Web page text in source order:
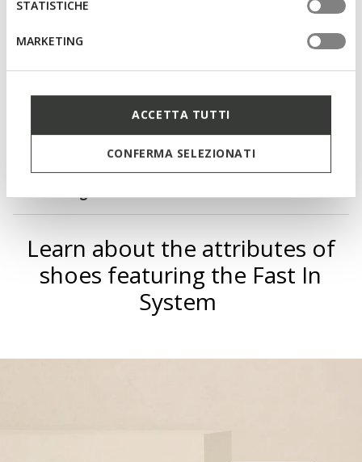
STATISTICHE
MARKETING
ACCETTA TUTTI
CONFERMA SELEZIONATI
Fast In System: quick and easy to slip on without using
Learn about the attributes of
shoes featuring the Fast In
System